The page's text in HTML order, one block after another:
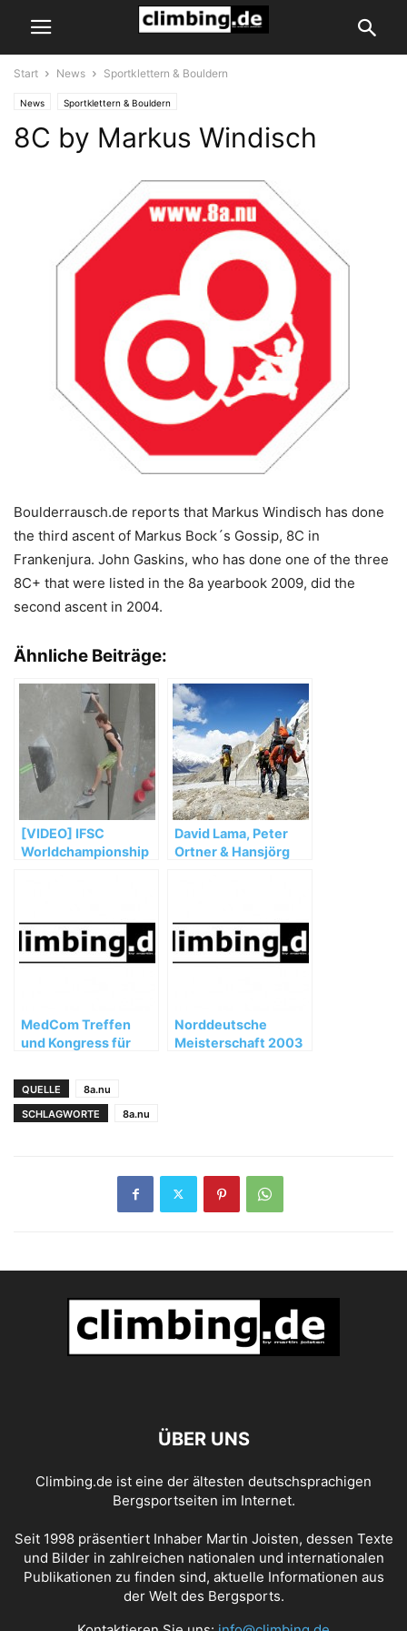
Start News Sportklettern & Bouldern
News Sportklettern & Bouldern
8C by Markus Windisch
Boulderrausch.de reports that Markus Windisch has done
the third ascent of Markus Bock´s Gossip, 8C in
Frankenjura. John Gaskins, who has done one of the three
8C+ that were listed in the 8a yearbook 2009, did the
second ascent in 2004.
Ähnliche Beiträge:
[VIDEO] IFSC
Worldchampionship
David Lama, Peter
Ortner & Hansjörg
abbrechen
MedCom Treffen
und Kongress für
Teheran
Norddeutsche
Meisterschaft 2003
QUELLE
8a.nu
SCHLAGWORTE
8a.nu
ÜBER UNS
Climbing.de ist eine der ältesten deutschsprachigen
Bergsportseiten im Internet.
Seit 1998 präsentiert Inhaber Martin Joisten, dessen Texte
und Bilder in zahlreichen nationalen und internationalen
Publikationen zu finden sind, aktuelle Informationen aus
der Welt des Bergsports.